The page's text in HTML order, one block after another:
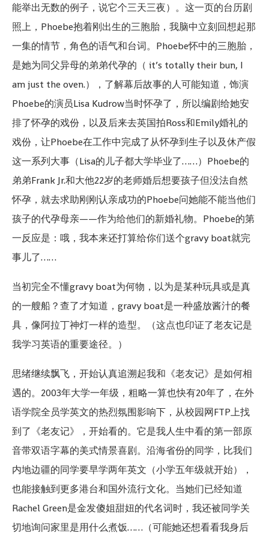
能举出无数的例子，说它个三天三夜）。这一页的台历剧
照上，Phoebe抱着刚出生的三胞胎，我脑中立刻回想起那
一集的情节，角色的语气和台词。Phoebe怀中的三胞胎，
是她为同父异母的弟弟代孕的（ it’s totally their bun, I
am just the oven.），了解幕后故事的人可能知道，饰演
Phoebe的演员Lisa Kudrow当时怀孕了，所以编剧给她安
排了怀孕的戏份，以及后来去英国拍Ross和Emily婚礼的
戏份，让Phoebe在工作中完成了从怀孕到生子以及休产假
这一系列大事（Lisa的儿子都大学毕业了……）Phoebe的
弟弟Frank Jr.和大他22岁的老师婚后想要孩子但没法自然
怀孕，就去求助刚刚认亲成功的Phoebe问她能不能当他们
孩子的代孕母亲——作为给他们的新婚礼物。Phoebe的第
一反应是：哦，我本来还打算给你们送个gravy boat就完
事儿了……
当初完全不懂gravy boat为何物，以为是某种玩具或是真
的一艘船？查了才知道，gravy boat是一种盛放酱汁的餐
具，像阿拉丁神灯一样的造型。（这点也印证了老友记是
我学习英语的重要途径。）
思绪继续飘飞，开始认真追溯起我和《老友记》是如何相
遇的。2003年大学一年级，粗略一算也快有20年了，在外
语学院全员学英文的热烈氛围影响下，从校园网FTP上找
到了《老友记》，开始看的。它是我人生中看的第一部原
音带双语字幕的美式情景喜剧。沿海省份的同学，比我们
内地边疆的同学要早学两年英文（小学五年级就开始），
也能接触到更多港台和国外流行文化。当她们已经知道
Rachel Green是金发傻姐甜妞的代名词时，我还被同学关
切地询问家里是用什么煮饭……（可能她还想看看我身后